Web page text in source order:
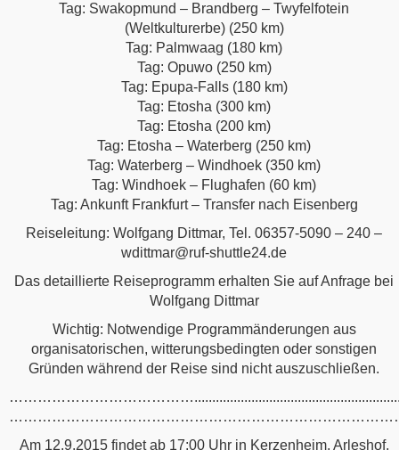
Tag: Swakopmund – Brandberg – Twyfelfotein
(Weltkulturerbe) (250 km)
Tag: Palmwaag (180 km)
Tag: Opuwo (250 km)
Tag: Epupa-Falls (180 km)
Tag: Etosha (300 km)
Tag: Etosha (200 km)
Tag: Etosha – Waterberg (250 km)
Tag: Waterberg – Windhoek (350 km)
Tag: Windhoek – Flughafen (60 km)
Tag: Ankunft Frankfurt – Transfer nach Eisenberg
Reiseleitung: Wolfgang Dittmar, Tel. 06357-5090 – 240 –
wdittmar@ruf-shuttle24.de
Das detaillierte Reiseprogramm erhalten Sie auf Anfrage bei
Wolfgang Dittmar
Wichtig: Notwendige Programmänderungen aus
organisatorischen, witterungsbedingten oder sonstigen
Gründen während der Reise sind nicht auszuschließen.
Am 12.9.2015 findet ab 17:00 Uhr in Kerzenheim, Arleshof,